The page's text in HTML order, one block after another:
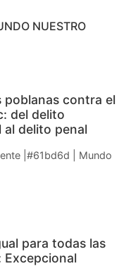
NUESTRO
poblanas contra el
del delito
al delito penal
|#61bd6d | Mundo
para todas las
Excepcional